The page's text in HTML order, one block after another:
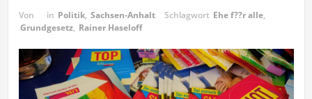
Von in Politik, Sachsen-Anhalt Schlagwort Ehe f??r alle,
Grundgesetz, Rainer Haseloff